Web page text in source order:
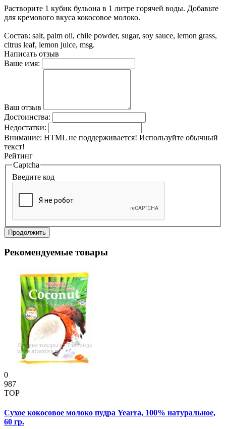
Растворите 1 кубик бульона в 1 литре горячей воды. Добавьте
для кремового вкуса кокосовое молоко.
Состав: salt, palm oil, chile powder, sugar, soy sauce, lemon grass,
citrus leaf, lemon juice, msg.
Написать отзыв
Ваше имя:
Ваш отзыв
Достоинства:
Недостатки:
Внимание: HTML не поддерживается! Используйте обычный
текст!
Рейтинг
Captcha
Введите код
Продолжить
Рекомендуемые товары
0
987
TOP
Сухое кокосовое молоко пудра Yearra, 100% натуральное,
60 гр.